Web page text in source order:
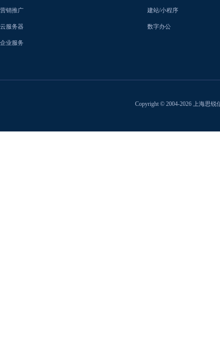
营销推广
云服务器
企业服务
建站/小程序
数字办公
Copyright © 2004-2026 上海思